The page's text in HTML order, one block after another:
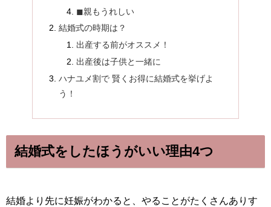
◼︎親もうれしい
結婚式の時期は？
出産する前がオススメ！
出産後は子供と一緒に
ハナユメ割で 賢くお得に結婚式を挙げよ
う！
結婚式をしたほうがいい理由4つ
結婚より先に妊娠がわかると、やることがたくさんありす